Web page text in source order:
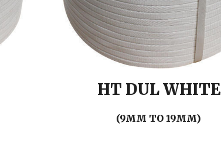
HT DULWHITE
(9MM TO 19MM)